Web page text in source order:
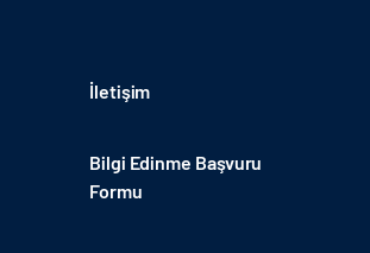
İletişim
Bilgi Edinme Başvuru
Formu